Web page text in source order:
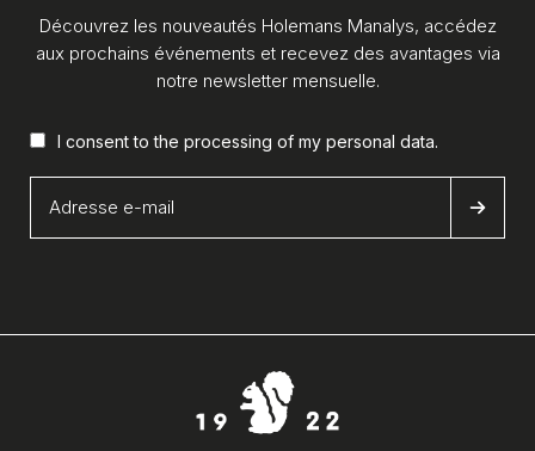
Découvrez les nouveautés Holemans Manalys, accédez
aux prochains événements et recevez des avantages via
notre newsletter mensuelle.
I consent to the processing of my personal data.